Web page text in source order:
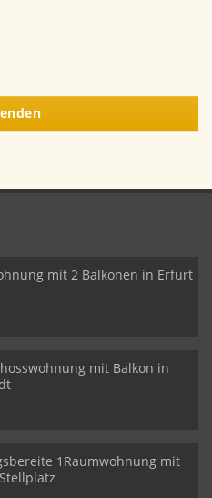
mit 2 Balkonen in Erfurt
mit Balkon in
1Raumwohnung mit